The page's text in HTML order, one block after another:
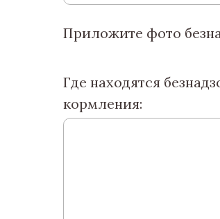
Приложите фото
Где находятся
кормления: